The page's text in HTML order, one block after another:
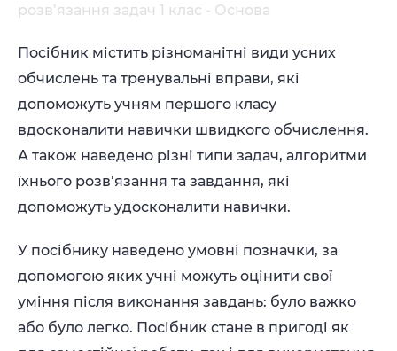
розв’язання задач 1 клас - Основа
Посібник містить різноманітні види усних
обчислень та тренувальні вправи, які
допоможуть учням першого класу
вдосконалити навички швидкого обчислення.
А також наведено різні типи задач, алгоритми
їхнього розв’язання та завдання, які
допоможуть удосконалити навички.
У посібнику наведено умовні позначки, за
допомогою яких учні можуть оцінити свої
уміння після виконання завдань: було важко
або було легко. Посібник стане в пригоді як